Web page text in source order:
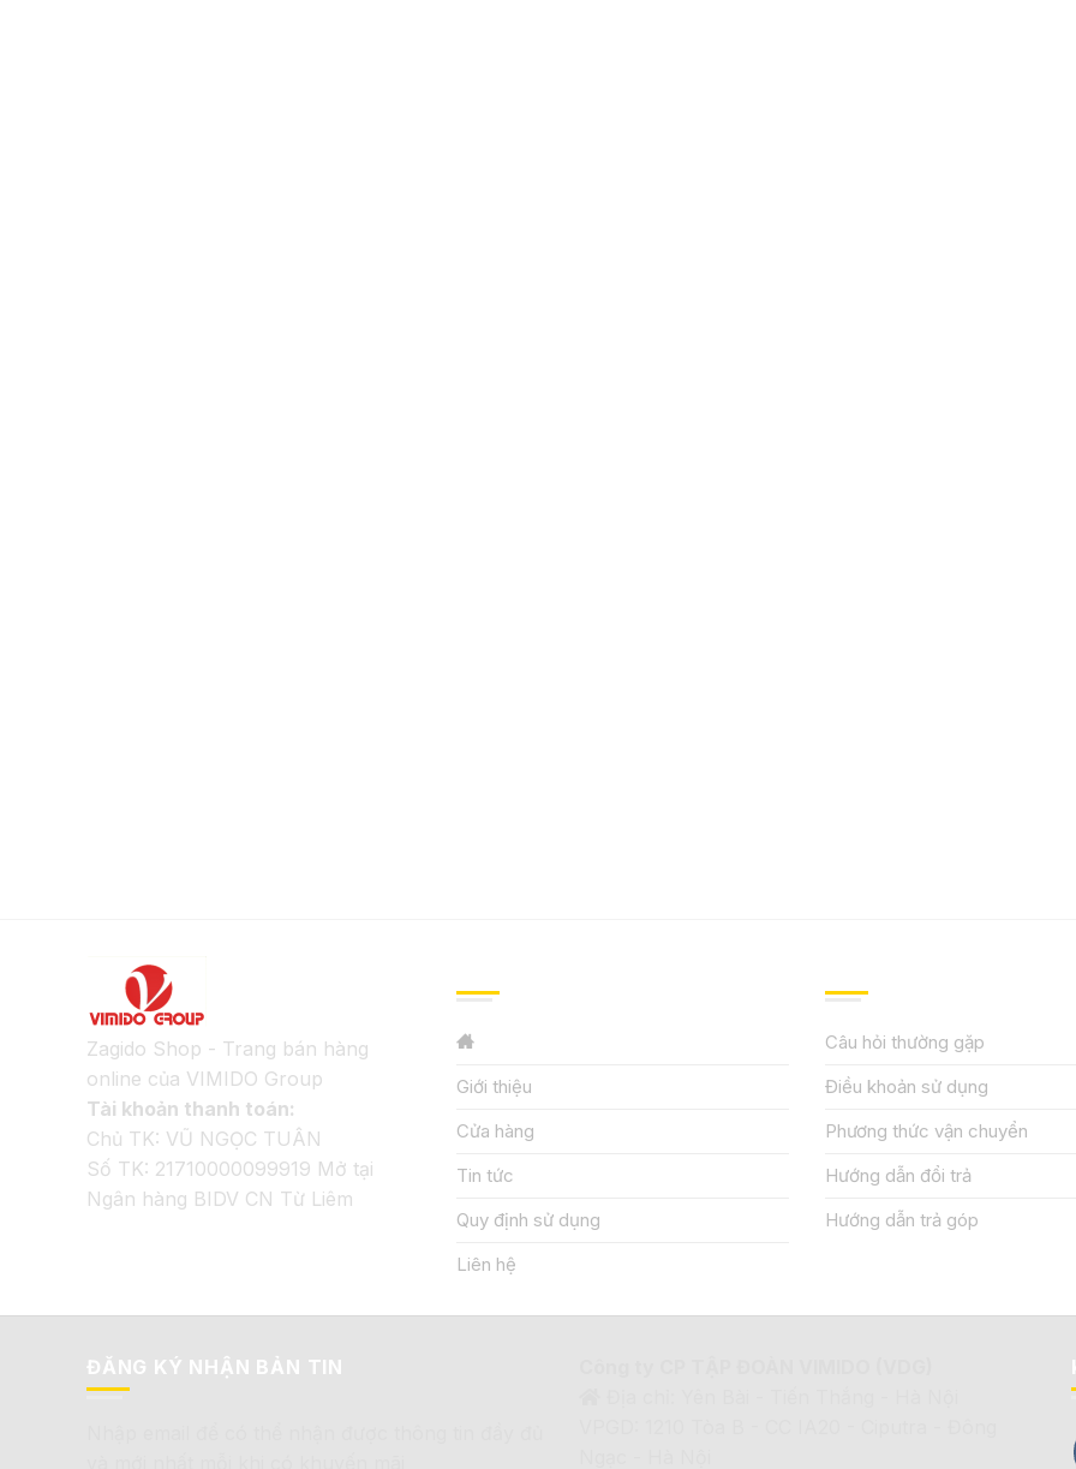
Zagido Shop - Trang bán hàng
online của VIMIDO Group
Tài khoản thanh toán:
Chủ TK: VŨ NGỌC TUÂN
Số TK: 21710000099919 Mở tại
Ngân hàng BIDV CN Từ Liêm
Giới thiệu
Cửa hàng
Tin tức
Quy định sử dụng
Liên hệ
Câu hỏi thường gặp
Điều khoản sử dụng
Phương thức vận chuyển
Hướng dẫn đổi trả
Hướng dẫn trả góp
ĐĂNG KÝ NHẬN BẢN TIN